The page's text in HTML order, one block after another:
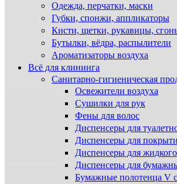
Одежда, перчатки, маски
Губки, спонжи, аппликаторы
Кисти, щетки, рукавицы,
Бутылки, вёдра, распылители
Ароматизаторы воздуха
Всё для клининга
Санитарно-гигиеническая
Освежители воздуха
Сушилки для рук
Фены для волос
Диспенсеры для
Диспенсеры для
Диспенсеры для
Диспенсеры для
Бумажные полотенца V